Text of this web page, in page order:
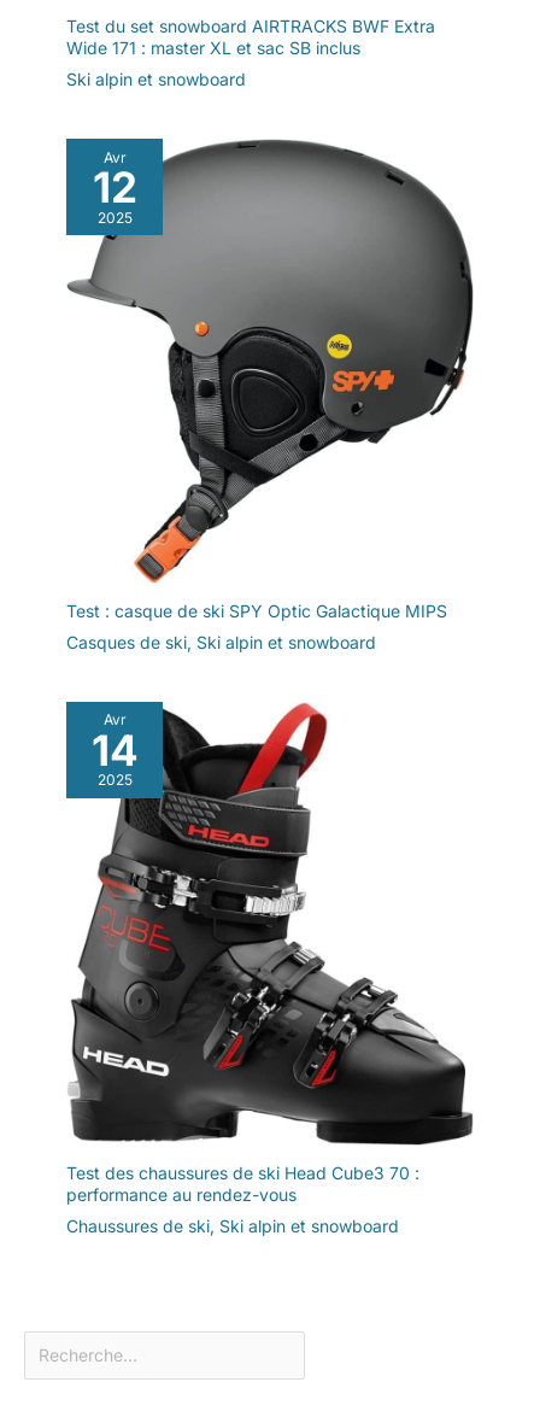
Test du set snowboard AIRTRACKS BWF Extra
Wide 171 : master XL et sac SB inclus
Ski alpin et snowboard
Avr
12
2025
Test : casque de ski SPY Optic Galactique MIPS
Casques de ski, Ski alpin et snowboard
Avr
14
2025
Test des chaussures de ski Head Cube3 70 :
performance au rendez-vous
Chaussures de ski, Ski alpin et snowboard